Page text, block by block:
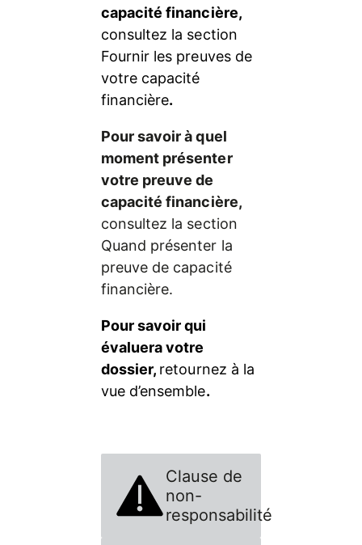
capacité financière,
consultez la section
Fournir les preuves de
votre capacité
financière.
Pour savoir à quel
moment présenter
votre preuve de
capacité financière,
consultez la section
Quand présenter la
preuve de capacité
financière.
Pour savoir qui
évaluera votre
dossier, retournez à la
vue d’ensemble.
Clause de
non-
responsabilité